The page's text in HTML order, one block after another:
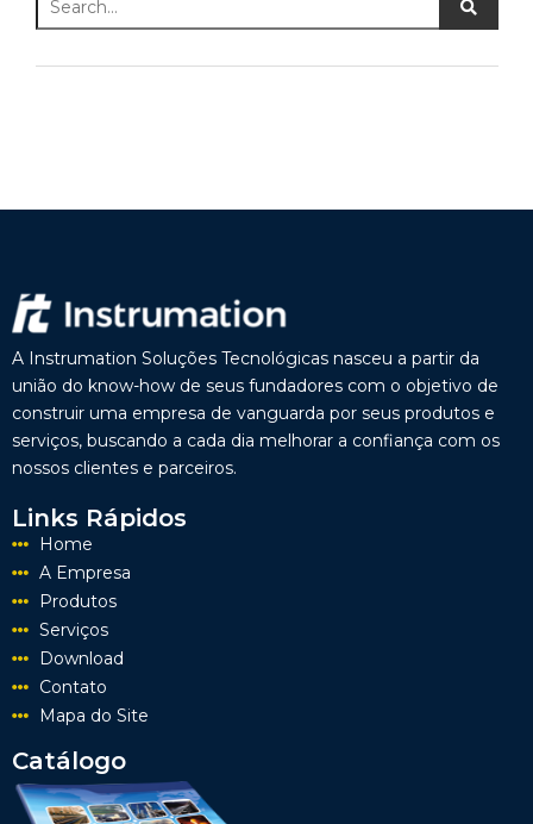
A Instrumation Soluções Tecnológicas nasceu a partir da
união do know-how de seus fundadores com o objetivo de
construir uma empresa de vanguarda por seus produtos e
serviços, buscando a cada dia melhorar a confiança com os
nossos clientes e parceiros.
Links Rápidos
Home
A Empresa
Produtos
Serviços
Download
Contato
Mapa do Site
Catálogo